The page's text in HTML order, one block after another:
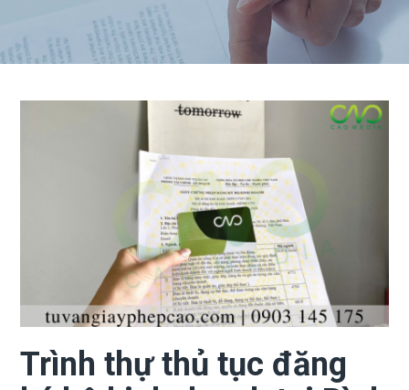
Trình thự thủ tục đăng